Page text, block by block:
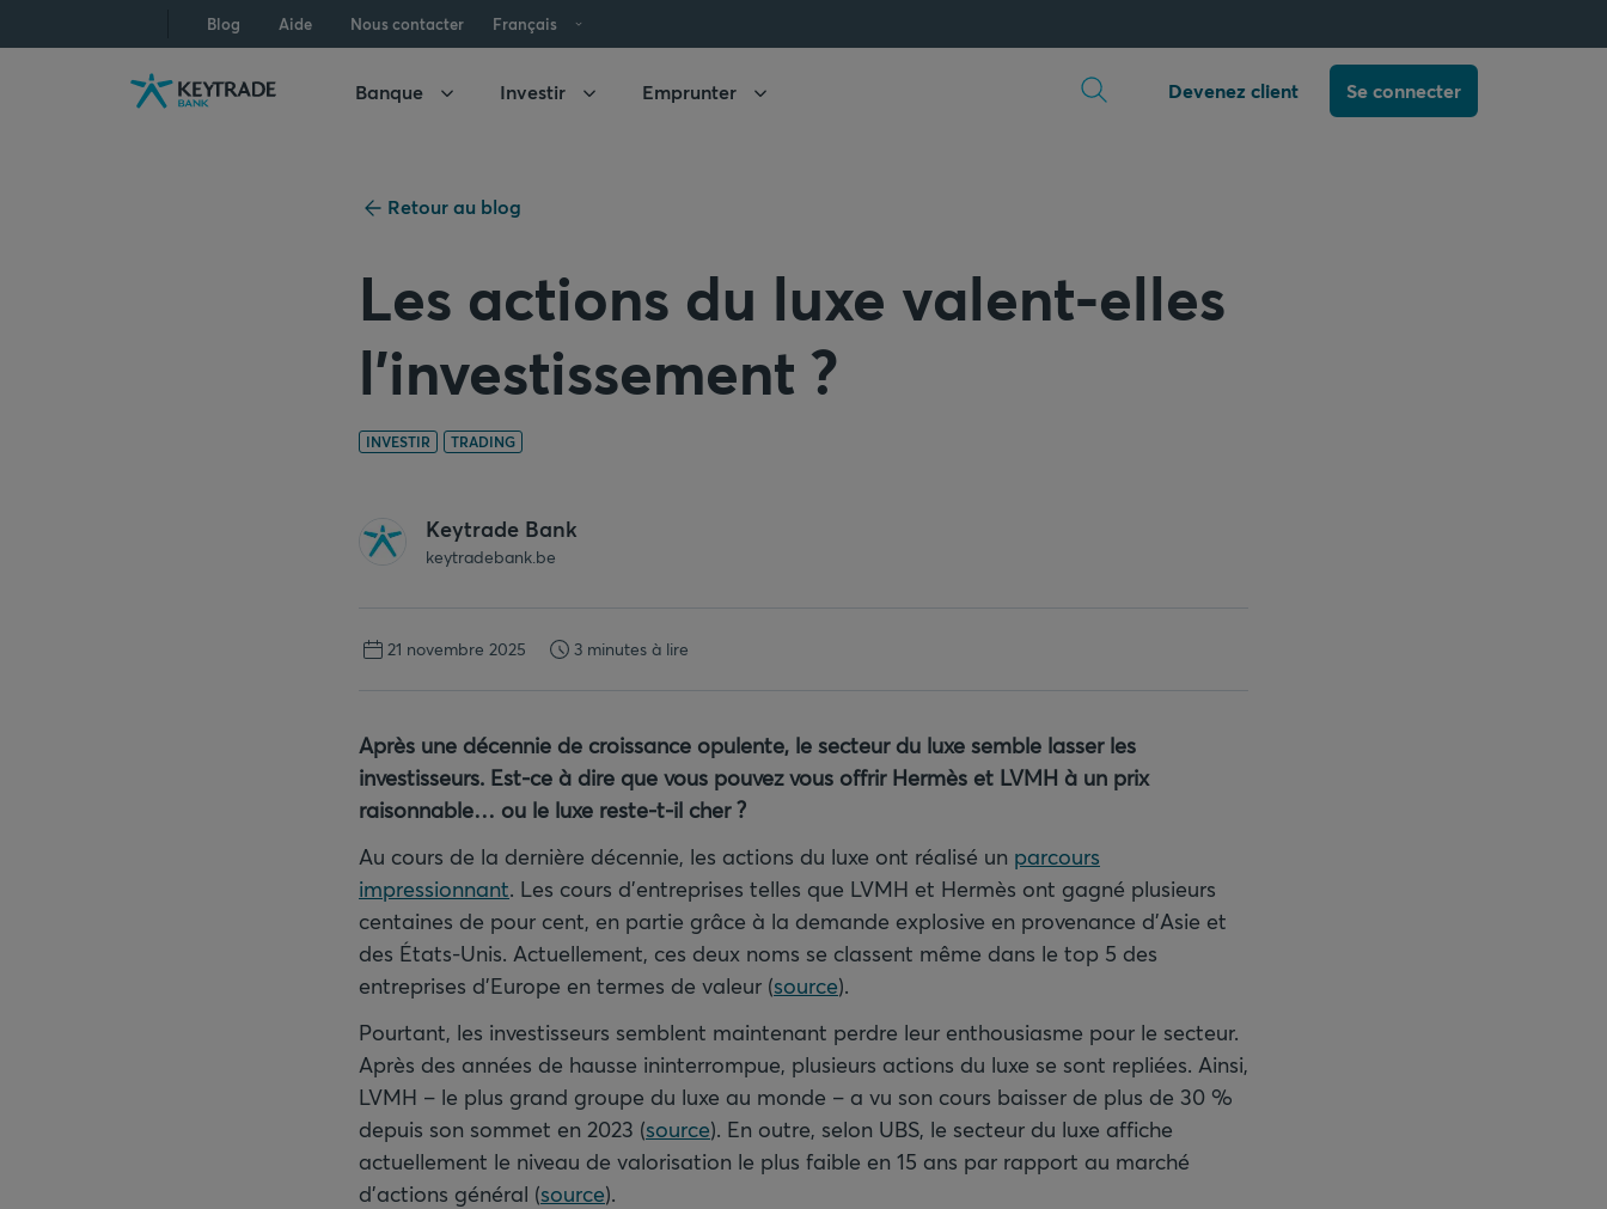
à
à
au
Blog Aide Nous contacter Français
Banque Investir Emprunter Devenez client Se connecter
Retour au blog
Les actions du luxe valent-elles
l’investissement ?
INVESTIR TRADING
Keytrade Bank
keytradebank.be
21 novembre 2025 3 minutes à lire
Après une décennie de croissance opulente, le secteur du luxe semble lasser les
investisseurs. Est-ce à dire que vous pouvez vous offrir Hermès et LVMH à un prix
raisonnable… ou le luxe reste-t-il cher ?
Au cours de la dernière décennie, les actions du luxe ont réalisé un parcours
impressionnant. Les cours d’entreprises telles que LVMH et Hermès ont gagné plusieurs
centaines de pour cent, en partie grâce à la demande explosive en provenance d’Asie et
des États-Unis. Actuellement, ces deux noms se classent même dans le top 5 des
entreprises d’Europe en termes de valeur (source).
Pourtant, les investisseurs semblent maintenant perdre leur enthousiasme pour le secteur.
Après des années de hausse ininterrompue, plusieurs actions du luxe se sont repliées. Ainsi,
LVMH – le plus grand groupe du luxe au monde – a vu son cours baisser de plus de 30 %
depuis son sommet en 2023 (source). En outre, selon UBS, le secteur du luxe affiche
actuellement le niveau de valorisation le plus faible en 15 ans par rapport au marché
d’actions général (source).